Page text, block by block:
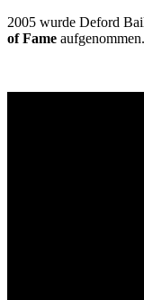
2005 wurde Deford
of Fame aufgenommen.